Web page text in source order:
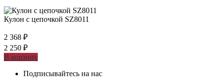
Кулон с цепочкой SZ8011
2 368 ₽
2 250 ₽
В корзину
Подписывайтесь на нас